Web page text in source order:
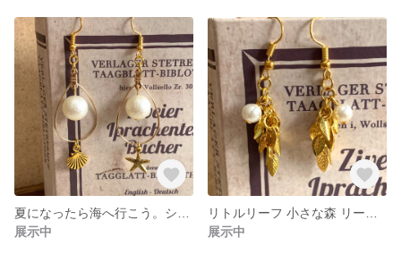
展示中
展示中